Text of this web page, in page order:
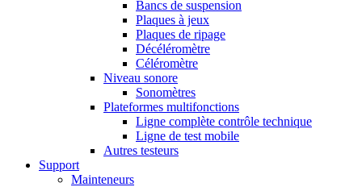
Bancs de suspension
Plaques à jeux
Plaques de ripage
Décéléromètre
Céléromètre
Niveau sonore
Sonomètres
Plateformes multifonctions
Ligne complète contrôle technique
Ligne de test mobile
Autres testeurs
Support
Mainteneurs